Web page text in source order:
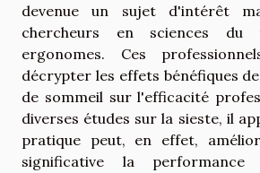
devenue un sujet d'intérêt
chercheurs en sciences
ergonomes. Ces
décrypter les effets bénéfiques
de sommeil sur l'efficacité
diverses études sur la sieste, il
pratique peut, en effet,
significative la performance